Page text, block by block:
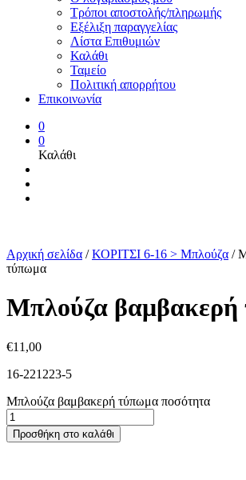
Τρόποι αποστολής/πληρωμής
Εξέλιξη παραγγελίας
Λίστα Επιθυμιών
Καλάθι
Ταμείο
Πολιτική απορρήτου
Επικοινωνία
0
0
Καλάθι
Αρχική σελίδα / ΚΟΡΙΤΣΙ 6-16 > Μπλούζα /
τύπωμα
Μπλούζα
€11,00
16-221223-5
Μπλούζα βαμβακερή τύπωμα ποσότητα
Προσθήκη στο καλάθι